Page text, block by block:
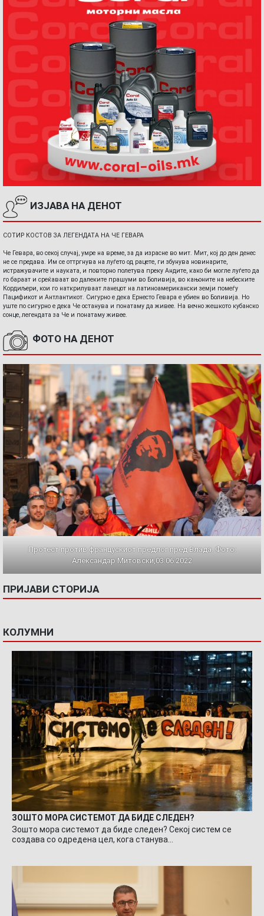
ИЗЈАВА НА ДЕНОТ
СОТИР КОСТОВ ЗА ЛЕГЕНДАТА НА ЧЕ ГЕВАРА
Че Гевара, во секој случај, умре на време, за да израсне во мит. Мит, кој до ден денес
не се предава. Им се оттргнува на луѓето од рацете, ги збунува новинарите,
истражувачите и науката, и повторно полетува преку Андите, како би могле луѓето да
го бараат и среќаваат во далеките прашуми во Боливија, во кањоните на небеските
Кордиљери, кои го наткрилуваат ланецот на латиноамерикански земји помеѓу
Пацификот и Антлантикот. Сигурно е дека Ернесто Гевара е убиен во Боливија. Но
уште по сигурно е дека Че останува и понатаму да живее. На вечно жешкото кубанско
сонце, легендата за Че и понатаму живее.
ФОТО НА ДЕНОТ
Протест против францускиот предлог пред Влада. Фото:
Александар Митовски,03.06.2022
ПРИЈАВИ СТОРИЈА
КОЛУМНИ
ЗОШТО МОРА СИСТЕМОТ ДА БИДЕ СЛЕДЕН?
Зошто мора системот да биде следен? Секој систем се
создава со одредена цел, кога станува…